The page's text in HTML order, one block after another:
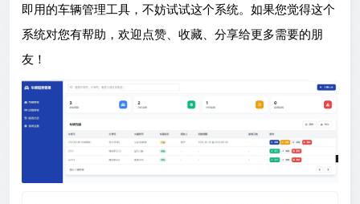
即用的车辆管理工具，不妨试试这个系统。如果您觉得这个
系统对您有帮助，欢迎点赞、收藏、分享给更多需要的朋
友！